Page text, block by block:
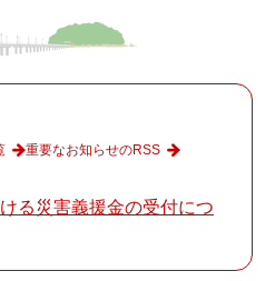
る災害義援金の受付につ
重要なお知らせのRSS